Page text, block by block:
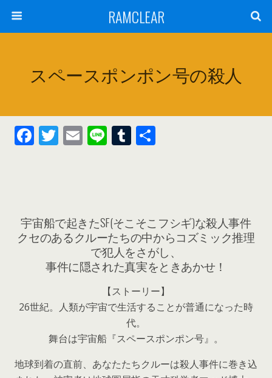
RAMCLEAR
スペースポンポン号の殺人
F
o
o
k
T E Li T
r
宇宙船で起きたSF(そこそこフシギ)な殺人事件
クセのあるクルーたちの中からコズミック推理
で犯人をさがし、
事件に隠された真実をときあかせ！
【ストーリー】
26世紀。人類が宇宙で生活することが普通になった時
代。
舞台は宇宙船『スペースポンポン号』。
地球到着の直前、あなたたちクルーは殺人事件に巻き込